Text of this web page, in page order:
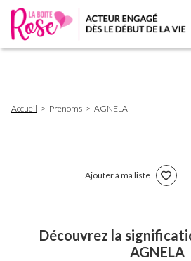
d'Ariane
Accueil Prenoms AGNELA
Ajouter à ma liste
Découvrez la
AGNELA